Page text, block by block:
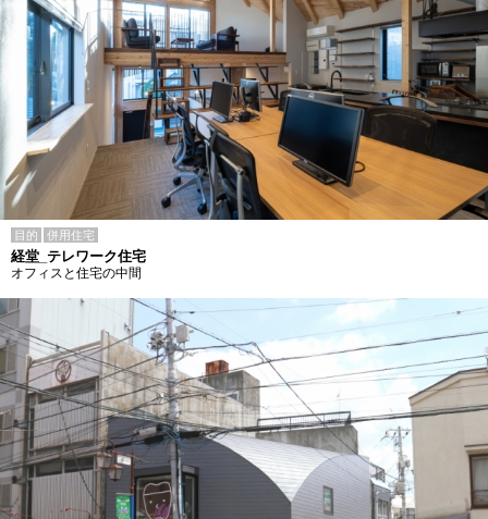
目的 併用住宅
経堂_テレワーク住宅
オフィスと住宅の中間